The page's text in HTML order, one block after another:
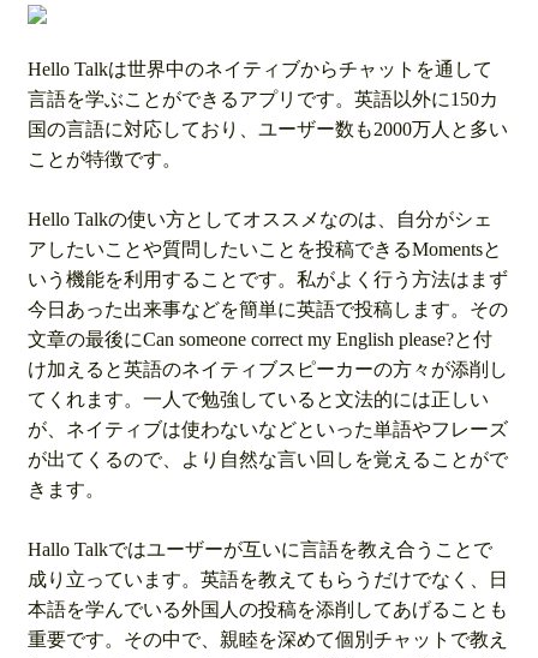
Hello Talkは世界中のネイティブからチャットを通して
言語を学ぶことができるアプリです。英語以外に150カ
国の言語に対応しており、ユーザー数も2000万人と多い
ことが特徴です。
Hello Talkの使い方としてオススメなのは、自分がシェ
アしたいことや質問したいことを投稿できるMomentsと
いう機能を利用することです。私がよく行う方法はまず
今日あった出来事などを簡単に英語で投稿します。その
文章の最後にCan someone correct my English please?と付
け加えると英語のネイティブスピーカーの方々が添削し
てくれます。一人で勉強していると文法的には正しい
が、ネイティブは使わないなどといった単語やフレーズ
が出てくるので、より自然な言い回しを覚えることがで
きます。
Hallo Talkではユーザーが互いに言語を教え合うことで
成り立っています。英語を教えてもらうだけでなく、日
本語を学んでいる外国人の投稿を添削してあげることも
重要です。その中で、親睦を深めて個別チャットで教え